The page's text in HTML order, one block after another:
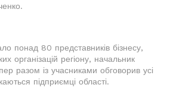
понад 80 представників бізнесу,
організацій регіону, начальник
разом із учасниками обговорив усі
підприємці області.